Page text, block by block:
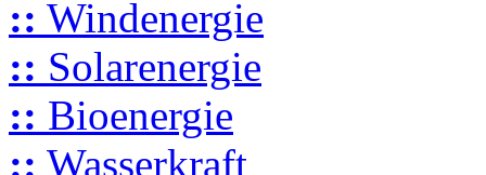
:: Windenergie
:: Solarenergie
:: Bioenergie
:: Wasserkraft